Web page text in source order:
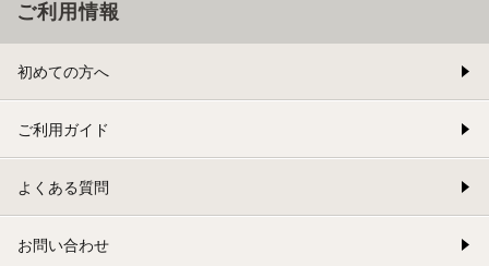
ご利用情報
初めての方へ
ご利用ガイド
よくある質問
お問い合わせ